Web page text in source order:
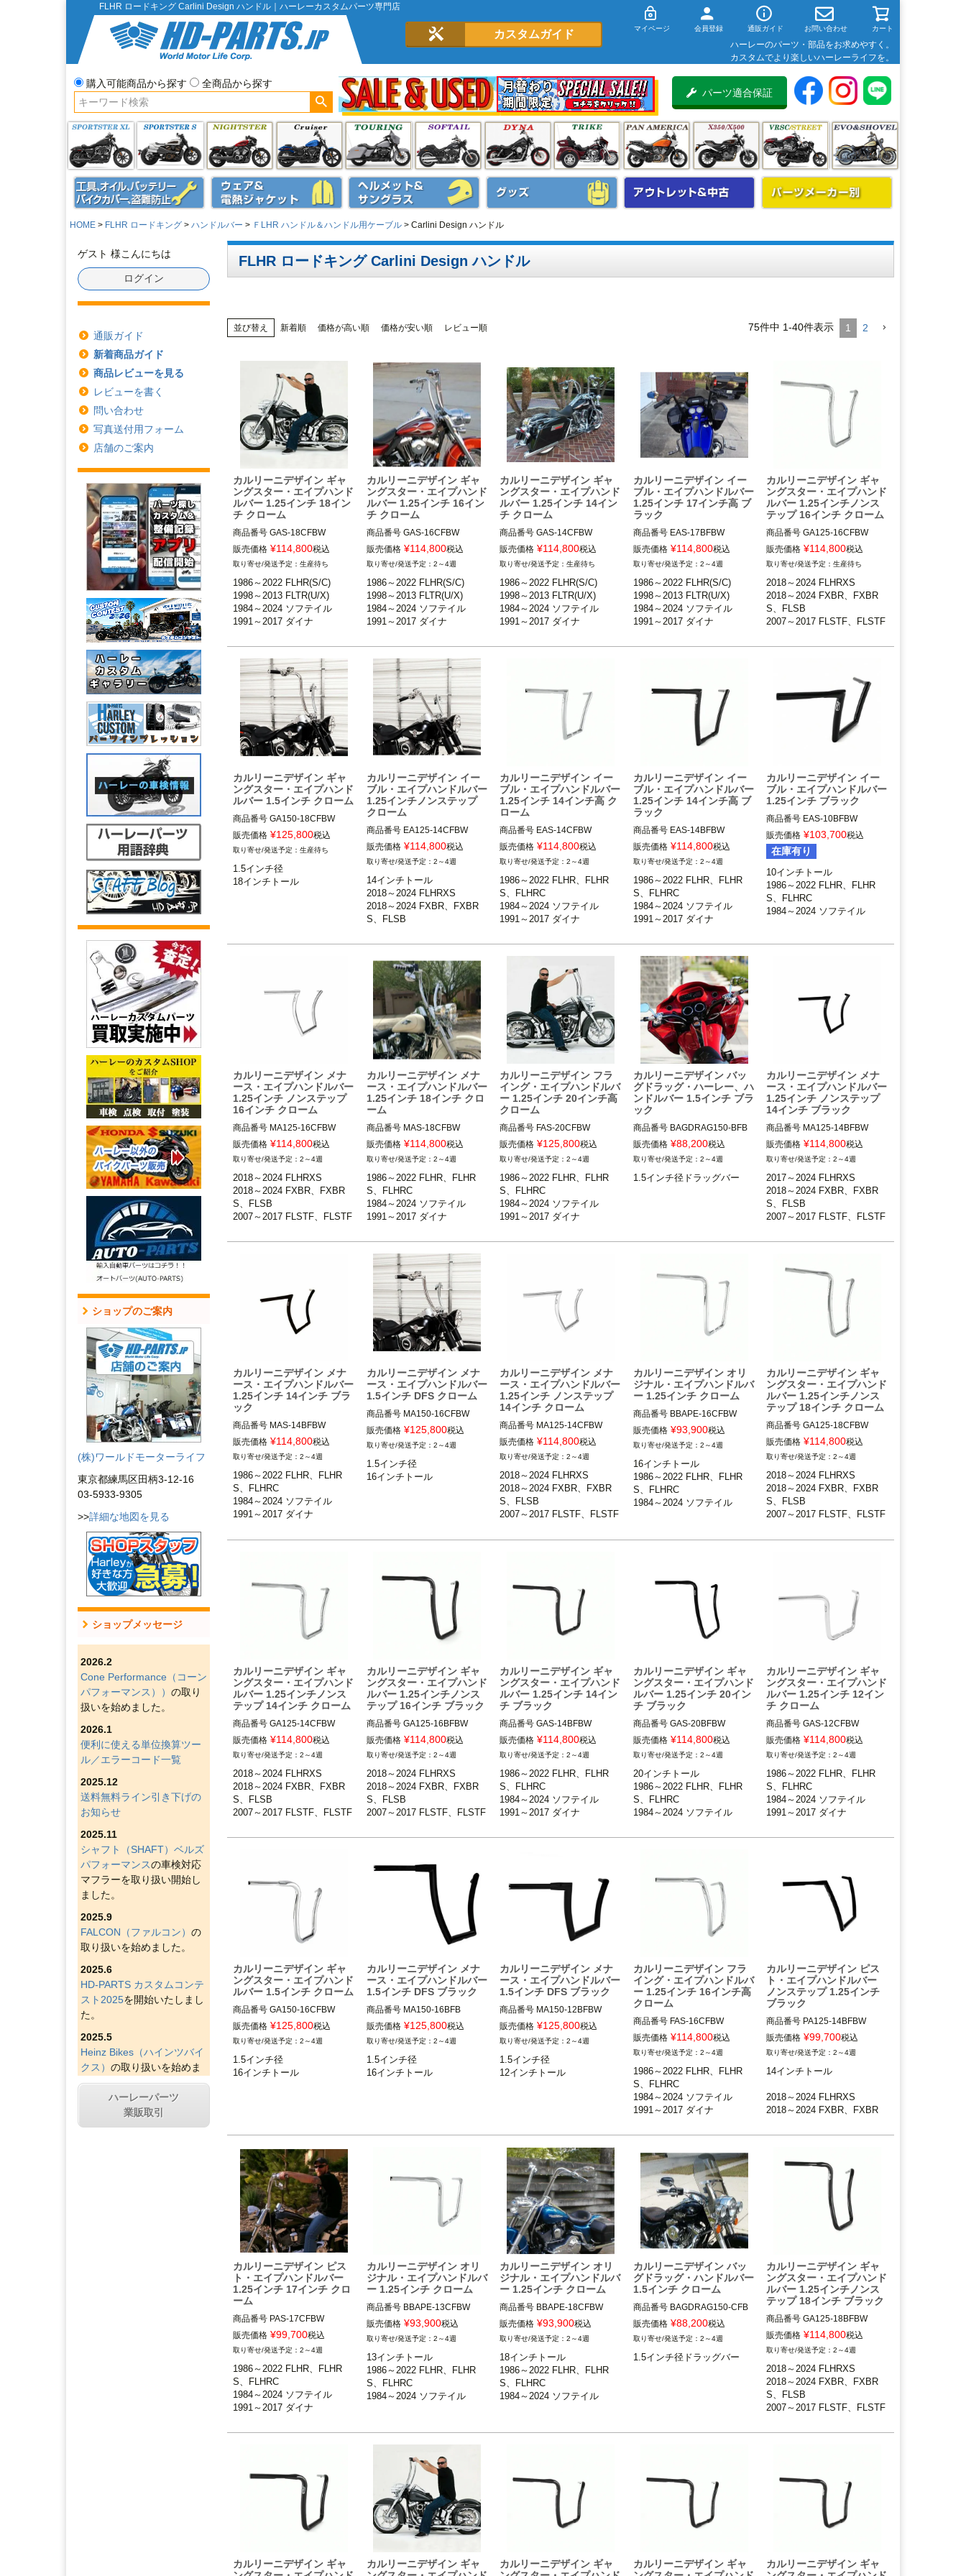
FLHR ロードキング Carlini Design ハンドル｜ハーレーカスタムパーツ専門店
カスタムガイド マイページ 会員登録 通販ガイド お問い合わせ カート
ハーレーのパーツ・部品をお求めやすく。
カスタムでより楽しいハーレーライフを。
購入可能商品から探す
全商品から探す
パーツ適合保証
HOME FLHR ロードキング ハンドルバー ＦLHR ハンドル＆ハンドル用ケーブル Carlini Design ハンドル
ゲスト 様こんにちは
ログイン
通販ガイド
新着商品ガイド
商品レビューを見る
レビューを書く
問い合わせ
写真送付用フォーム
店舗のご案内
ショップのご案内
(株)ワールドモーターライフ
東京都練馬区田柄3-12-16
03-5933-9305
>>詳細な地図を見る
ショップメッセージ
2026.2
Cone Performance（コーン
パフォーマンス）） の取り
扱いを始めました。
2026.1
便利に使える単位換算ツー
ル／エラーコード一覧
2025.12
送料無料ライン引き下げの
お知らせ
2025.11
シャフト（SHAFT）ベルズ
パフォーマンスの車検対応
マフラーを取り扱い開始し
ました。
2025.9
FALCON（ファルコン） の
取り扱いを始めました。
2025.6
HD-PARTS カスタムコンテ
スト2025を開始いたしまし
た。
2025.5
Heinz Bikes（ハインツバイ
クス） の取り扱いを始めま
した。
2025.4
Figurati Designs（フィグラ
ハーレーパーツ
業販取引
FLHR ロードキング Carlini Design ハンドル
並び替え 新着順 価格が高い順 価格が安い順 レビュー順 75件中 1-40件表示 1 2
カルリーニデザイン ギャ
ングスター・エイプハンド
ルバー 1.25インチ 18イン
チ クローム
商品番号 GAS-18CFBW
1986～2022 FLHR、FLHRS、
1998～2013 FLTR、FLTRU/X
1984～2024 ソフテイル
1991～2017 ダイナ
※スプリンガーおよび1.25イン
18インチトール（約45.7cm）
Carlini Design（カルリー二デ
ザイン）
販売価格 ¥114,800税込
生産待ち
1986～2022 FLHR(S/C)
1998～2013 FLTR(U/X)
1984～2024 ソフテイル
カルリーニデザイン ギャ
ングスター・エイプハンド
ルバー 1.25インチ 16イン
チ クローム
商品番号 GAS-16CFBW
1986～2022 FLHR、FLHRS、
1998～2013 FLTR、FLTRU/X
1984～2024 ソフテイル
1991～2017 ダイナ
※スプリンガーおよび1.25イン
16インチトール（約40.6cm）
Carlini Design（カルリー二デ
ザイン）
販売価格 ¥114,800税込
2～4週
1986～2022 FLHR(S/C)
1998～2013 FLTR(U/X)
1984～2024 ソフテイル
1991～2017 ダイナ
カルリーニデザイン ギャ
ングスター・エイプハンド
ルバー 1.25インチ 14イン
チ クローム
商品番号GAS-14CFBW
1986～2022 FLHR、FLHRS、
1998～2013 FLTR、FLTRU/X
1984～2024 ソフテイル
1991～2017 ダイナ
※スプリンガーおよび1.25イン
14インチトール（約35.6cm）
ザイン）
販売価格 ¥114,800税込
生産待ち
1986～2022 FLHR(S/C)
1998～2013 FLTR(U/X)
1984～2024 ソフテイル
1991～2017 ダイナ
カルリーニデザイン イー
ブル・エイプハンドルバー
1.25インチ 17インチ高 ブ
ラック
商品番号 EAS-17BFBW
1986～2022 FLHR、FLHRS、
1998～2013 FLTR、FLTRU/X
1984～2024 ソフテイル
1991～2017 ダイナ
※スプリンガーおよび1.25イン
Carlini Design（カルリー二デ
販売価格 ¥114,800税込
2～4週
1986～2022 FLHR(S/C)
1998～2013 FLTR(U/X)
1984～2024 ソフテイル
1991～2017 ダイナ
カルリーニデザイン ギャ
ングスター・エイプハンド
ルバー 1.25インチノンス
テップ 16インチ クローム
商品番号GA125-16CFBW
2018～2024 FLHRXS
FLSB
2007～2017 FLSTF、FLSTF
B、FLSTFBS、FXSB、FXSBS
E、FXSE
G、FXDLS
Carlini Design（カルリー二デ
ザイン）
販売価格 ¥114,800税込
生産待ち
2018～2024 FLHRXS
2018～2024 FXBR、FXBR
S、FLSB
2007～2017 FLSTF、FLSTF
BSE、FXSE
カルリーニデザイン ギャ
ングスター・エイプハンド
ルバー 1.5インチ クローム
商品番号 GA150-18CFBW
クランプ部1.5インチ径ライザ
※2015～ FLTRU、FLTRX/S、
FLTRK不可
販売価格 ¥125,800税込
生産待ち
1.5インチ径
カルリーニデザイン イー
ブル・エイプハンドルバー
1.25インチノンステップ
クローム
商品番号 EA125-14CFBW
2018～2024 FLHRXS
FLSB
2007～2017 FLSTF、FLSTF
B、FLSTFBS、FXSB、FXSBS
E、FXSE
G、FXDLS
Carlini Design（カルリー二デ
ザイン）
販売価格 ¥114,800税込
2～4週
14インチトール
2018～2024 FLHRXS
2018～2024 FXBR、FXBR
S、FLSB
B、FLSTFBS、FXSB、FXS
BSE、FXSE
2008～2017 FXDF、FXDW
G、FXDLS
カルリーニデザイン イー
ブル・エイプハンドルバー
1.25インチ 14インチ高 ク
ローム
商品番号 EAS-14CFBW
1986～2022 FLHR、FLHRS、
1998～2013 FLTR、FLTRU/X
1984～2024 ソフテイル
1991～2017 ダイナ
※スプリンガーおよび1.25イン
14インチ高
Carlini Design（カルリー二デ
ザイン）
販売価格 ¥114,800税込
2～4週
1986～2022 FLHR、FLHR
S、FLHRC
1984～2024 ソフテイル
1991～2017 ダイナ
X
カルリーニデザイン イー
ブル・エイプハンドルバー
1.25インチ 14インチ高 ブ
ラック
商品番号 EAS-14BFBW
1986～2022 FLHR、FLHRS、
1998～2013 FLTR、FLTRU/X
1984～2024 ソフテイル
1991～2017 ダイナ
※スプリンガーおよび1.25イン
ハンドル高14インチ（約35.6c
m）
Carlini Design（カルリー二デ
ザイン）
販売価格 ¥114,800税込
2～4週
1986～2022 FLHR、FLHR
S、FLHRC
1984～2024 ソフテイル
1991～2017 ダイナ
X
カルリーニデザイン イー
ブル・エイプハンドルバー
1.25インチ ブラック
商品番号 EAS-10BFBW
1986～2022 FLHR、FLHRS、
FLHRC
1998～2013 FLTR、FLTRU/X
1984～2024 ソフテイル
1991～2017 ダイナ
※スプリンガーおよび1.25イン
販売価格 ¥103,700税込
在庫有り
10インチトール
1986～2022 FLHR、FLHR
S、FLHRC
1984～2024 ソフテイル
カルリーニデザイン メナ
ース・エイプハンドルバー
1.25インチ ノンステップ
16インチ クローム
商品番号 MA125-16CFBW
2018～2024 FLHRXS
FLSB
2007～2017 FLSTF、FLSTF
B、FLSTFBS、FXSB、FXSBS
E、FXSE
G、FXDLS
ザイン）
販売価格 ¥114,800税込
2～4週
2018～2024 FLHRXS
2018～2024 FXBR、FXBR
S、FLSB
2007～2017 FLSTF、FLSTF
BSE、FXSE
カルリーニデザイン メナ
ース・エイプハンドルバー
1.25インチ 18インチ クロ
ーム
商品番号 MAS-18CFBW
1986～2022 FLHR、FLHRS、
1998～2013 FLTR、FLTRU/X
1984～2024 ソフテイル
1991～2017 ダイナ
※スプリンガーおよび1.25イン
18インチトール
Carlini Design（カルリー二デ
ザイン）
販売価格 ¥114,800税込
2～4週
1986～2022 FLHR、FLHR
S、FLHRC
1984～2024 ソフテイル
1991～2017 ダイナ
X
カルリーニデザイン フラ
イング・エイプハンドルバ
ー 1.25インチ 20インチ高
クローム
商品番号 FAS-20CFBW
1986～2022 FLHR、FLHRS、
1998～2013 FLTR、FLTRU/X
1984～2024 ソフテイル
1991～2017 ダイナ
※スプリンガーおよび1.25イン
20インチ（約51cm）
販売価格 ¥125,800税込
2～4週
1986～2022 FLHR、FLHR
S、FLHRC
1984～2024 ソフテイル
1991～2017 ダイナ
X
カルリーニデザイン バッ
グドラッグ・ハーレー、ハ
ンドルバー 1.5インチ ブラ
ック
商品番号 BAGDRAG150-BFB
W
ザー装着車
販売価格 ¥88,200税込
2～4週
1.5インチ径ドラッグバー
カルリーニデザイン メナ
ース・エイプハンドルバー
1.25インチ ノンステップ
14インチ ブラック
商品番号 MA125-14BFBW
2017～2024 FLHRXS
FLSB
2007～2017 FLSTF、FLSTF
B、FLSTFBS、FXSB、FXSBS
E、FXSE
G、FXDLS
Carlini Design（カルリー二デ
販売価格 ¥114,800税込
2～4週
2017～2024 FLHRXS
2018～2024 FXBR、FXBR
S、FLSB
2007～2017 FLSTF、FLSTF
BSE、FXSE
G、FXDLS
カルリーニデザイン メナ
ース・エイプハンドルバー
1.25インチ 14インチ ブラ
ック
商品番号 MAS-14BFBW
1986～2022 FLHR、FLHRS、
1998～2013 FLTR、FLTRU/X
1984～2024 ソフテイル
1991～2017 ダイナ
※スプリンガーおよび1.25イン
14インチトール
ザイン）
販売価格 ¥114,800税込
2～4週
1986～2022 FLHR、FLHR
S、FLHRC
1984～2024 ソフテイル
1991～2017 ダイナ
X
カルリーニデザイン メナ
ース・エイプハンドルバー
1.5インチ DFS クローム
商品番号 MA150-16CFBW
22/5/20旧型番：15RGMA150-
16CFBW
6CFBW
販売価格 ¥125,800税込
2～4週
1.5インチ径
16インチトール
カルリーニデザイン メナ
ース・エイプハンドルバー
1.25インチ ノンステップ
14インチ クローム
商品番号 MA125-14CFBW
2018～2024 FLHRXS
FLSB
2007～2017 FLSTF、FLSTF
B、FLSTFBS、FXSB、FXSBS
E、FXSE
G、FXDLS
販売価格 ¥114,800税込
2～4週
2018～2024 FLHRXS
2018～2024 FXBR、FXBR
S、FLSB
2007～2017 FLSTF、FLSTF
BSE、FXSE
カルリーニデザイン オリ
ジナル・エイプハンドルバ
ー 1.25インチ クローム
商品番号 BBAPE-16CFBW
1986～2022 FLHR、FLHRS、
1998～2013 FLTR、FLTRU/X
1984～2024 ソフテイル
1991～2017 ダイナ
※スプリンガーおよび1.25イン
Carlini Design（カルリー二デ
販売価格 ¥93,900税込
2～4週
16インチトール
1986～2022 FLHR、FLHR
S、FLHRC
1984～2024 ソフテイル
X
カルリーニデザイン ギャ
ングスター・エイプハンド
ルバー 1.25インチノンス
テップ 18インチ クローム
商品番号GA125-18CFBW
2018～2024 FLHRXS
FLSB
2007～2017 FLSTF、FLSTF
B、FLSTFBS、FXSB、FXSBS
E、FXSE
G、FXDLS
ザイン）
販売価格 ¥114,800税込
2～4週
2018～2024 FLHRXS
2018～2024 FXBR、FXBR
S、FLSB
2007～2017 FLSTF、FLSTF
BSE、FXSE
カルリーニデザイン ギャ
ングスター・エイプハンド
ルバー 1.25インチノンス
テップ 14インチ クローム
商品番号 GA125-14CFBW
2018～2024 FLHRXS
2018～2024 FXBR、FXBRS、
FLSB
2007～2017 FLSTF、FLSTF
B、FLSTFBS、FXSB、FXSBS
E、FXSE
G、FXDLS
Carlini Design（カルリー二デ
販売価格 ¥114,800税込
2～4週
2018～2024 FLHRXS
2018～2024 FXBR、FXBR
S、FLSB
2007～2017 FLSTF、FLSTF
BSE、FXSE
カルリーニデザイン ギャ
ングスター・エイプハンド
ルバー 1.25インチノンス
テップ 16インチ ブラック
商品番号 GA125-16BFBW
2018～2024 FLHRXS
2018～2024 FXBR、FXBRS、
FLSB
2007～2017 FLSTF、FLSTF
B、FLSTFBS、FXSB、FXSBS
E、FXSE
G、FXDLS
Carlini Design（カルリー二デ
販売価格 ¥114,800税込
2～4週
2018～2024 FLHRXS
2018～2024 FXBR、FXBR
S、FLSB
2007～2017 FLSTF、FLSTF
BSE、FXSE
G、FXDLS
カルリーニデザイン ギャ
ングスター・エイプハンド
ルバー 1.25インチ 14イン
チ ブラック
商品番号GAS-14BFBW
1986～2022 FLHR、FLHRS、
FLHRC
1998～2013 FLTR、FLTRU/X
1984～2024 ソフテイル
1991～2017 ダイナ
※スプリンガーおよび1.25イン
14インチトール（約35.6cm）
販売価格 ¥114,800税込
2～4週
1986～2022 FLHR、FLHR
S、FLHRC
1984～2024 ソフテイル
1991～2017 ダイナ
X
カルリーニデザイン ギャ
ングスター・エイプハンド
ルバー 1.25インチ 20イン
チ ブラック
商品番号 GAS-20BFBW
1986～2022 FLHR、FLHRS、
FLHRC
1998～2013 FLTR、FLTRU/X
1984～2024 ソフテイル
1991～2017 ダイナ
※スプリンガーおよび1.25イン
販売価格 ¥114,800税込
2～4週
20インチトール
1986～2022 FLHR、FLHR
S、FLHRC
1984～2024 ソフテイル
1998～2013 FLTR、FLTRU/
カルリーニデザイン ギャ
ングスター・エイプハンド
ルバー 1.25インチ 12イン
チ クローム
商品番号GAS-12CFBW
1986～2022 FLHR、FLHRS、
FLHRC
1998～2013 FLTR、FLTRU/X
1984～2024 ソフテイル
1991～2017 ダイナ
※スプリンガーおよび1.25イン
12インチトール（約30.5cm）
販売価格 ¥114,800税込
2～4週
1986～2022 FLHR、FLHR
S、FLHRC
1984～2024 ソフテイル
1991～2017 ダイナ
X
カルリーニデザイン ギャ
ングスター・エイプハンド
ルバー 1.5インチ クローム
商品番号
販売価格 ¥125,800税込
2～4週
1.5インチ径
カルリーニデザイン メナ
ース・エイプハンドルバー
1.5インチ DFS ブラック
商品番号 MA150-16BFB
22/5/20旧型番：15RGMA150-
16BFBW
22/03/23旧型番：DFSMA150-
16BFBW
FLTRK不可
ザイン）
販売価格 ¥125,800税込
2～4週
1.5インチ径
16インチトール
カルリーニデザイン メナ
ース・エイプハンドルバー
1.5インチ DFS ブラック
商品番号 MA150-12BFBW
旧型番：15RGMA150-12BFB
旧型番(22/03/23)：DFSMA150
-12BFBW
Carlini Design（カルリー二デ
ザイン）
販売価格 ¥125,800税込
2～4週
1.5インチ径
カルリーニデザイン フラ
イング・エイプハンドルバ
ー 1.25インチ 16インチ高
クローム
商品番号 FAS-16CFBW
1986～2022 FLHR、FLHRS、
FLHRC
1998～2013 FLTR、FLTRU/X
1984～2024 ソフテイル
1991～2017 ダイナ
※スプリンガーおよび1.25イン
16インチ（約40.6cm）
Carlini Design（カルリー二デ
ザイン）
販売価格 ¥114,800税込
2～4週
1986～2022 FLHR、FLHR
S、FLHRC
1984～2024 ソフテイル
1991～2017 ダイナ
X
カルリーニデザイン ピス
ト・エイプハンドルバー
ノンステップ 1.25インチ
ブラック
商品番号 PA125-14BFBW
2018～2024 FLHRXS
2018～2024 FXBR、FXBRS、
FLSB
B、FLSTFBS、FXSB、FXSBS
E、FXSE
G、FXDLS
Carlini Design（カルリー二デ
販売価格 ¥99,700税込
2～4週
14インチトール
2018～2024 FLHRXS
2018～2024 FXBR、FXBR
2007～2017 FLSTF、FLSTF
BSE、FXSE
2008～2017 FXDF、FXDW
カルリーニデザイン ピス
ト・エイプハンドルバー
1.25インチ 17インチ クロ
ーム
商品番号 PAS-17CFBW
1986～2022 FLHR、FLHRS、
FLHRC
1998～2013 FLTR、FLTRU/X
1984～2024 ソフテイル
1991～2017 ダイナ
※スプリンガーおよび1.25イン
17インチトール（約43cm）
ザイン）
販売価格 ¥99,700税込
2～4週
1986～2022 FLHR、FLHR
S、FLHRC
1984～2024 ソフテイル
1991～2017 ダイナ
X
カルリーニデザイン オリ
ジナル・エイプハンドルバ
ー 1.25インチ クローム
商品番号 BBAPE-13CFBW
1986～2022 FLHR、FLHRS、
FLHRC
1998～2013 FLTR、FLTRU/X
1984～2024 ソフテイル
1991～2017 ダイナ
※スプリンガーおよび1.25イン
Carlini Design（カルリー二デ
販売価格 ¥93,900税込
2～4週
13インチトール
1986～2022 FLHR、FLHR
S、FLHRC
1984～2024 ソフテイル
X
カルリーニデザイン オリ
ジナル・エイプハンドルバ
ー 1.25インチ クローム
商品番号 BBAPE-18CFBW
1986～2022 FLHR、FLHRS、
FLHRC
1998～2013 FLTR、FLTRU/X
1984～2024 ソフテイル
1991～2017 ダイナ
※スプリンガーおよび1.25イン
Carlini Design（カルリー二デ
販売価格 ¥93,900税込
2～4週
18インチトール
1986～2022 FLHR、FLHR
S、FLHRC
1984～2024 ソフテイル
X
カルリーニデザイン バッ
グドラッグ・ハンドルバー
1.5インチ クローム
商品番号 BAGDRAG150-CFB
W
1.5インチ径クランプ仕様ライ
ザー装着車
販売価格 ¥88,200税込
2～4週
1.5インチ径ドラッグバー
カルリーニデザイン ギャ
ングスター・エイプハンド
ルバー 1.25インチノンス
テップ 18インチ ブラック
商品番号GA125-18BFBW
2018～2024 FLHRXS
2018～2024 FXBR、FXBRS、
FLSB
2007～2017 FLSTF、FLSTF
B、FLSTFBS、FXSB、FXSBS
E、FXSE
G、FXDLS
販売価格 ¥114,800税込
2～4週
2018～2024 FLHRXS
2018～2024 FXBR、FXBR
S、FLSB
2007～2017 FLSTF、FLSTF
BSE、FXSE
カルリーニデザイン ギャ
カルリーニデザイン ギャ
カルリーニデザイン ギャ
カルリーニデザイン ギャ
カルリーニデザイン ギャ